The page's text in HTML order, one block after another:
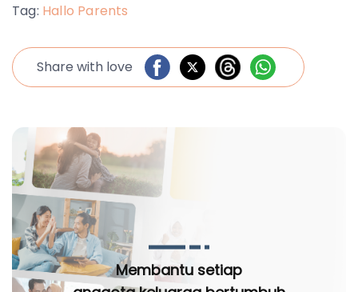
Tag: Hallo Parents
Share with love
Membantu setiap